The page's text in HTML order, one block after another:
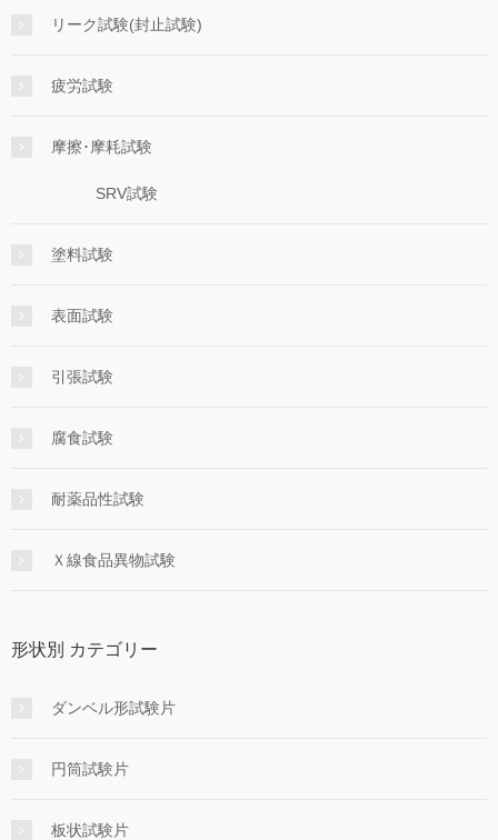
リーク試験(封止試験)
疲労試験
摩擦･摩耗試験
SRV試験
塗料試験
表面試験
引張試験
腐食試験
耐薬品性試験
Ｘ線食品異物試験
形状別 カテゴリー
ダンベル形試験片
円筒試験片
板状試験片